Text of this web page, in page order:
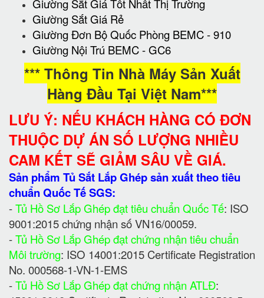
Giường Sắt Giá Tốt Nhất Thị Trường
Giường Sắt Giá Rẻ
Giường Đơn Bộ Quốc Phòng BEMC - 910
Giường Nội Trú BEMC - GC6
*** Thông Tin Nhà Máy Sản Xuất
Hàng Đầu Tại Việt Nam***
LƯU Ý: NẾU KHÁCH HÀNG CÓ ĐƠN
THUỘC DỰ ÁN SỐ LƯỢNG NHIỀU
CAM KẾT SẼ GIẢM SÂU VỀ GIÁ.
Sản phẩm Tủ Sắt Lắp Ghép sản xuất theo tiêu
chuẩn Quốc Tế SGS:
-Tủ Hồ Sơ Lắp Ghép đạt tiêu chuẩn Quốc Tế: ISO
9001:2015 chứng nhận số VN16/00059.
-Tủ Hồ Sơ Lắp Ghép đạt chứng nhận tiêu chuẩn
Môi trường: ISO 14001:2015 Certificate Registration
No. 000568-1-VN-1-EMS
-Tủ Hồ Sơ Lắp Ghép đạt chứng nhận ATLĐ: